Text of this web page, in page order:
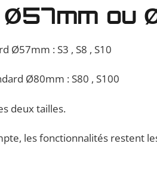
ou
Ø57mm : S3 , S8 , S10
Ø80mm : S80 , S100
deux tailles.
les fonctionnalités restent